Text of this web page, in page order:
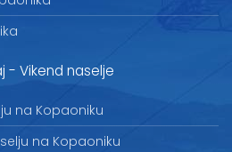
- Vikend naselje
na Kopaoniku
na Kopaoniku